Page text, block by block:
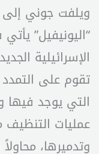
ويلفت جوني إلى
“اليونيفيل”
الإسرائيلية
تقوم على
التي يوجد فيها
عمليات التنظيف
وتدميرها،